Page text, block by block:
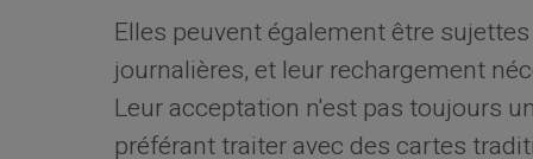
Elles peuvent également être
journalières, et leur rechargement
Leur acceptation n'est pas toujours
préférant traiter avec des cartes